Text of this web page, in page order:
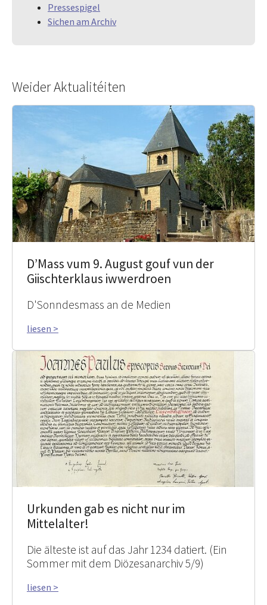
Pressespigel
Sichen am Archiv
Weider Aktualitéiten
D’Mass vum 9. August gouf vun der
Giischterklaus iwwerdroen
D'Sonndesmass an de Medien
liesen >
Urkunden gab es nicht nur im
Mittelalter!
Die älteste ist auf das Jahr 1234 datiert. (Ein
Sommer mit dem Diözesanarchiv 5/9)
liesen >